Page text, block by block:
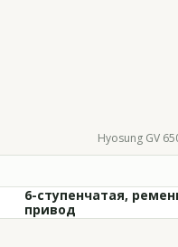
Hyosung GV
6-ступенчатая,
привод